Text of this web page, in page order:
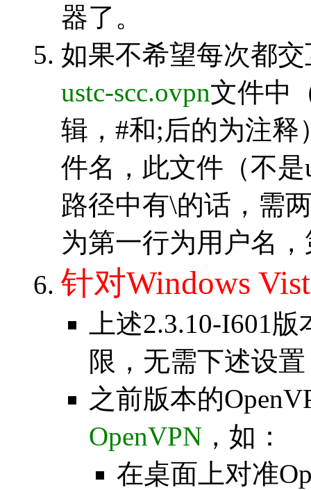
器了。
如果不希望每次都
ustc-scc.ovpn文件中
辑，#和;后的为注释
件名，此文件（不是
路径中有\的话，需
为第一行为用户名
针对Windows
上述2.3.10-I601
限，无需下述设置
之前版本的
OpenVPN ，如：
在桌面上对准